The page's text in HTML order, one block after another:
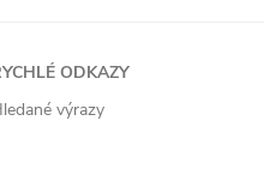
ODKAZY
výrazy